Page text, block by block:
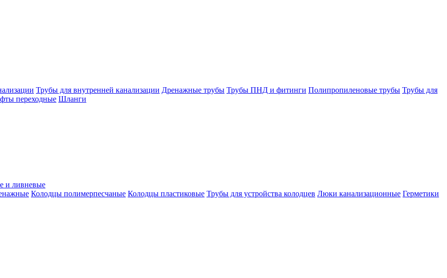
Трубы для внутренней канализации Дренажные трубы Трубы ПНД и фитинги Полипропиленовые трубы Трубы для
переходные Шланги
и ливневые
Колодцы полимерпесчаные Колодцы пластиковые Трубы для устройства колодцев Люки канализационные Герметики